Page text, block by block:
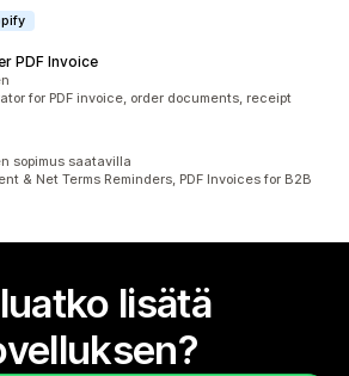
PDF Invoice
for PDF invoice, order documents, receipt
sopimus saatavilla
& Net Terms Reminders, PDF Invoices for B2B
lisätä